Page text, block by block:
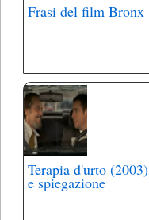
Frasi del film Bronx
Terapia d'urto
e spiegazione